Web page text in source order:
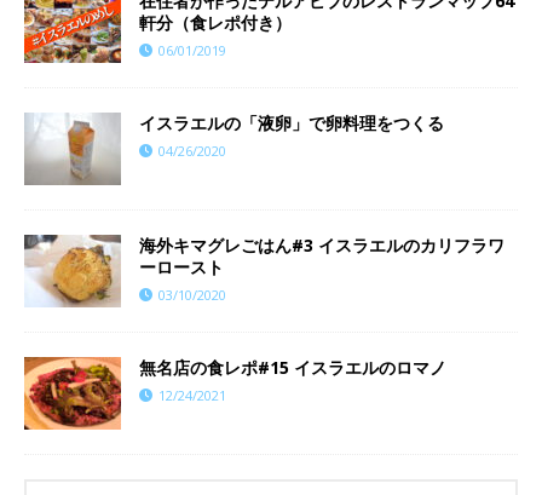
軒分（食レポ付き）
06/01/2019
イスラエルの「液卵」で卵料理をつくる
04/26/2020
海外キマグレごはん#3 イスラエルのカリフラワ
ーロースト
03/10/2020
​​無名店の食レポ#15 イスラエルのロマノ
12/24/2021